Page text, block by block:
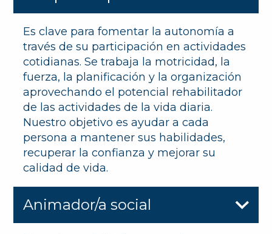
Es clave para fomentar la autonomía a
través de su participación en actividades
cotidianas. Se trabaja la motricidad, la
fuerza, la planificación y la organización
aprovechando el potencial rehabilitador
de las actividades de la vida diaria.
Nuestro objetivo es ayudar a cada
persona a mantener sus habilidades,
recuperar la confianza y mejorar su
calidad de vida.
Animador/a social